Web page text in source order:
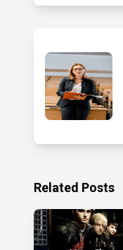
Related Posts